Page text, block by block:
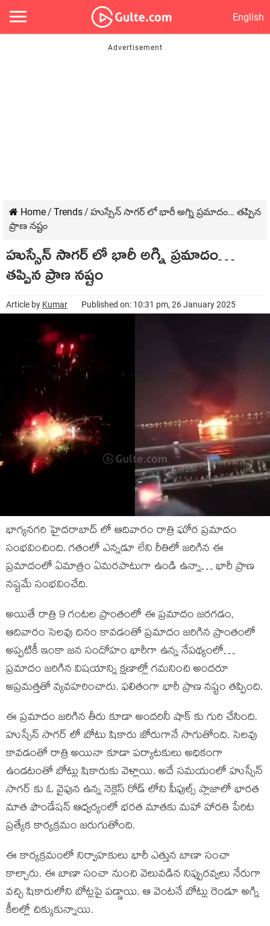
English
Home/ Trends/ హుస్సేన్ సాగర్ లో భారీ అగ్ని ప్రమాదం… తప్పిన
ప్రాణ నష్టం
హుస్సేన్ సాగర్ లో భారీ అగ్ని ప్రమాదం…
తప్పిన ప్రాణ నష్టం
Article by Kumar Published on: 10:31 pm, 26 January 2025
భాగ్యనగరి హైదరాబాద్ లో ఆదివారం రాత్రి ఘోర ప్రమాదం
సంభవించింది. గతంలో ఎన్నడూ లేని రీతిలో జరిగిన ఈ
ప్రమాదంలో ఏమాత్రం ఏమరపాటుగా ఉండి ఉన్నా… భారీ ప్రాణ
నష్టమే సంభవించేది.
అయితే రాత్రి 9 గంటల ప్రాంతంలో ఈ ప్రమాదం జరగడం,
ఆదివారం సెలవు దినం కావడంతో ప్రమాదం జరిగిన ప్రాంతంలో
అప్పటికీ ఇంకా జన సందోహం భారీగా ఉన్న నేపథ్యంలో…
ప్రమాదం జరిగిన విషయాన్ని క్షణాల్లో గమనించి అందరూ
అప్రమత్తతో వ్యవహరించారు. ఫలితంగా భారీ ప్రాణ నష్టం తప్పింది.
ఈ ప్రమాదం జరిగిన తీరు కూడా అందరినీ షాక్ కు గురి చేసింది.
హుస్సేన్ సాగర్ లో బోటు షికారు జోరుగానే సాగుతోంది. సెలవు
కావడంతో రాత్రి అయినా కూడా పర్యాటకులు అధికంగా
ఉండటంతో బోట్లు షికారుకు వెళ్లాయి. అదే సమయంలో హుస్సేన్
సాగర్ కు ఓ వైపున ఉన్న నెక్లెస్ రోడ్ లోని పీపుల్స్ ప్లాజాలో భారత
మాత ఫౌండేషన్ ఆధ్వర్యంలో భరత మాతకు మహా హారతి పేరిట
ప్రత్యేక కార్యక్రమం జరుగుతోంది.
ఈ కార్యక్రమంలో నిర్వాహకులు భారీ ఎత్తున బాణా సంచా
కాల్చారు. ఈ బాణా సంచా నుంచి వెలువడిన నిప్పురవ్వలు నేరుగా
వచ్చి షికారులోని బోట్లపై పడ్డాయి. ఆ వెంటనే బోట్లు రెండూ అగ్ని
కీలల్లో చిక్కుకున్నాయి.